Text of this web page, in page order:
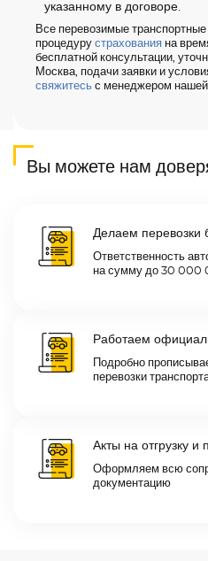
указанному в договоре.
Все перевозимые
процедуру страхования на
бесплатной консультации,
Москва, подачи заявки и
свяжитесь с менеджером нашей
Вы можете нам
Делаем перевозки
Ответственность
на сумму до 30 000
Работаем
Подробно
перевозки
Акты на отгрузку и
Оформляем всю
документацию